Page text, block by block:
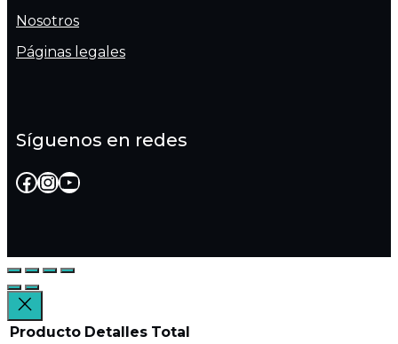
Nosotros
Páginas legales
Síguenos en redes
Facebook
Instagram
YouTube
Producto Detalles Total